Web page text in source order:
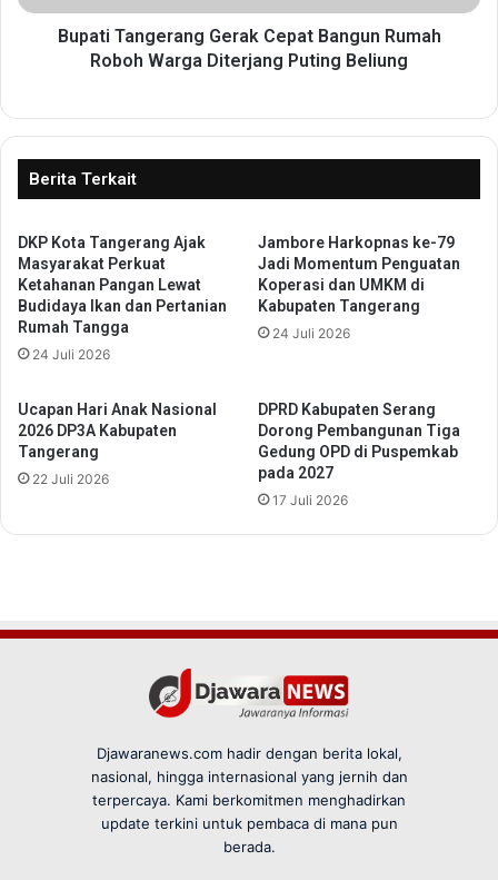
Djawaranews.com hadir dengan berita lokal,
nasional, hingga internasional yang jernih dan
terpercaya. Kami berkomitmen menghadirkan
update terkini untuk pembaca di mana pun
berada.